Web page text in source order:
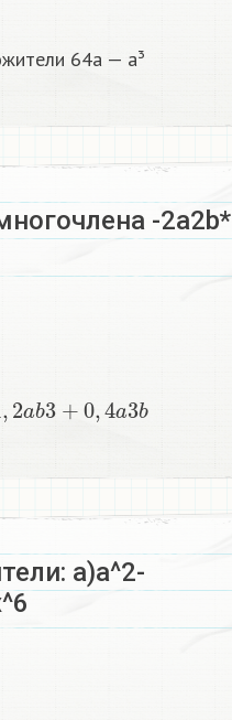
64а — а³​
-2а2b*
2 b 3 4 3 b
а)а^2-